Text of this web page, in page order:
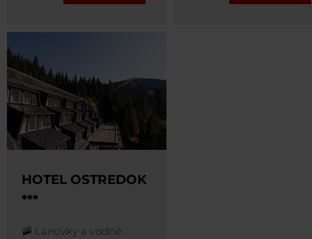
HOTEL OSTREDOK
***
🚠 Lanovky a vodné